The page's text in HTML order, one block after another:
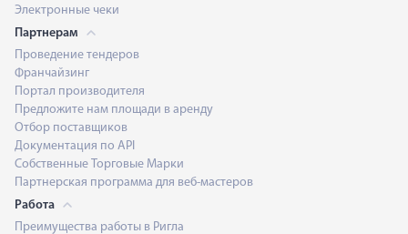
Электронные чеки
Партнерам
Проведение тендеров
Франчайзинг
Портал производителя
Предложите нам площади в аренду
Отбор поставщиков
Документация по API
Собственные Торговые Марки
Партнерская программа для веб-мастеров
Работа
Преимущества работы в Ригла